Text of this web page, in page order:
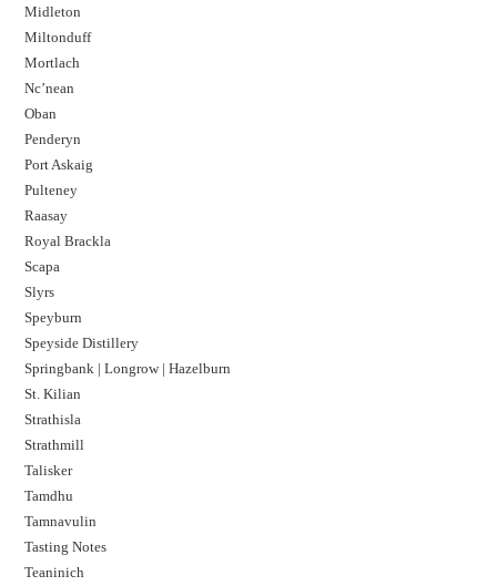
Midleton
Miltonduff
Mortlach
Nc’nean
Oban
Penderyn
Port Askaig
Pulteney
Raasay
Royal Brackla
Scapa
Slyrs
Speyburn
Speyside Distillery
Springbank | Longrow | Hazelburn
St. Kilian
Strathisla
Strathmill
Talisker
Tamdhu
Tamnavulin
Tasting Notes
Teaninich